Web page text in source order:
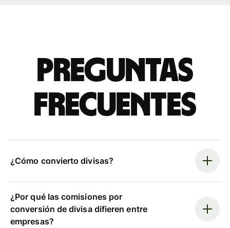
Preguntas
frecuentes
¿Cómo convierto divisas?
¿Por qué las comisiones por
conversión de divisa difieren entre
empresas?